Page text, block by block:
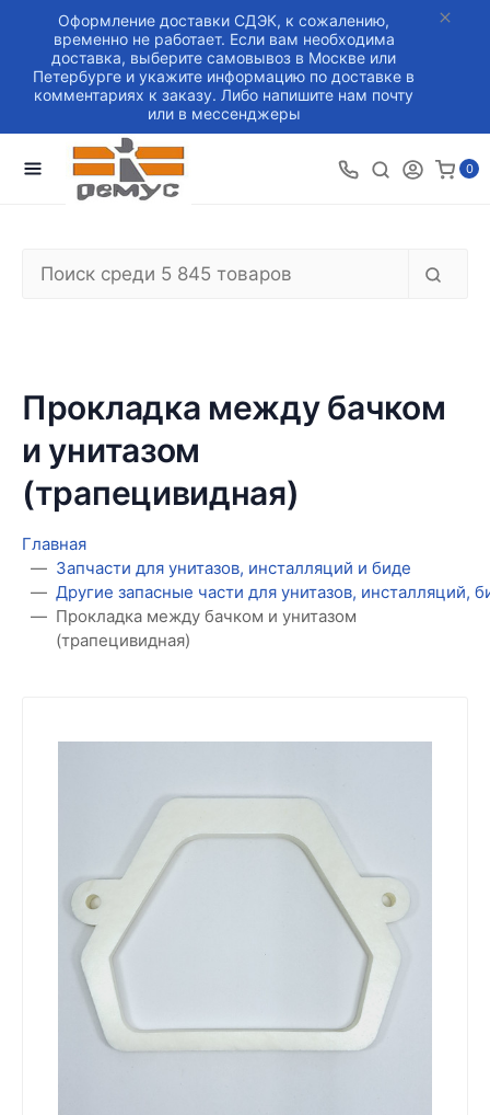
Оформление доставки СДЭК, к сожалению,
временно не работает. Если вам необходима
доставка, выберите самовывоз в Москве или
Петербурге и укажите информацию по доставке в
комментариях к заказу. Либо напишите нам почту
или в мессенджеры
0
Прокладка между бачком
и унитазом
(трапецивидная)
Главная
Запчасти для унитазов, инсталляций и биде
Другие запасные части для унитазов, инсталляций,
Прокладка между бачком и унитазом
(трапецивидная)